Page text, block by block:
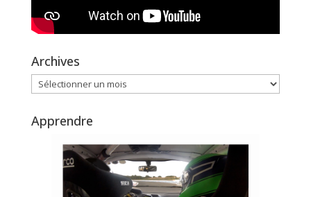
Archives
Archives
Apprendre